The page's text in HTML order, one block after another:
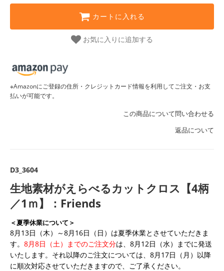
カートに入れる
お気に入りに追加する
※Amazonにご登録の住所・クレジットカード情報を利用してご注文・お支
払いが可能です。
この商品について問い合わせる
返品について
D3_3604
生地素材がえらべるカットクロス【4柄
／1ｍ】：Friends
＜夏季休業について＞
8月13日（木）～8月16日（日）は夏季休業とさせていただきま
す。 8月8日（土）までのご注文分は、8月12日（水）までに発送
いたします。それ以降のご注文については、8月17日（月）以降
に順次対応させていただきますので、ご了承ください。